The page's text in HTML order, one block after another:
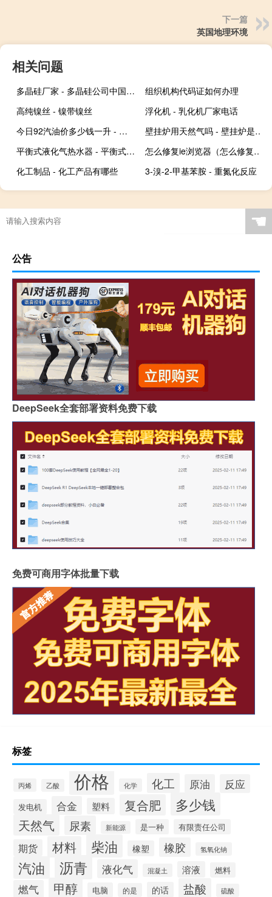
下一篇
英国地理环境
相关问题
多晶硅厂家 - 多晶硅公司中国十强
组织机构代码证如何办理
高纯镍丝 - 镍带镍丝
浮化机 - 乳化机厂家电话
今日92汽油价多少钱一升 - 四川汽油油价今日价格
壁挂炉用天然气吗 - 壁挂炉是用电还是用天然气
平衡式液化气热水器 - 平衡式燃气热水器啊
怎么修复ie浏览器（怎么修复ie）
化工制品 - 化工产品有哪些
3-溴-2-甲基苯胺 - 重氮化反应
☚
公告
DeepSeek全套部署资料免费下载
免费可商用字体批量下载
标签
丙烯 乙酸 价格 化学 化工 原油 反应
发电机 合金 塑料 复合肥 多少钱
天然气 尿素 新能源 是一种 有限责任公司
期货 材料 柴油 橡塑 橡胶 氢氧化钠
汽油 沥青 液化气 混凝土 溶液 燃料
燃气 甲醇 电脑 的是 的话 盐酸 硫酸